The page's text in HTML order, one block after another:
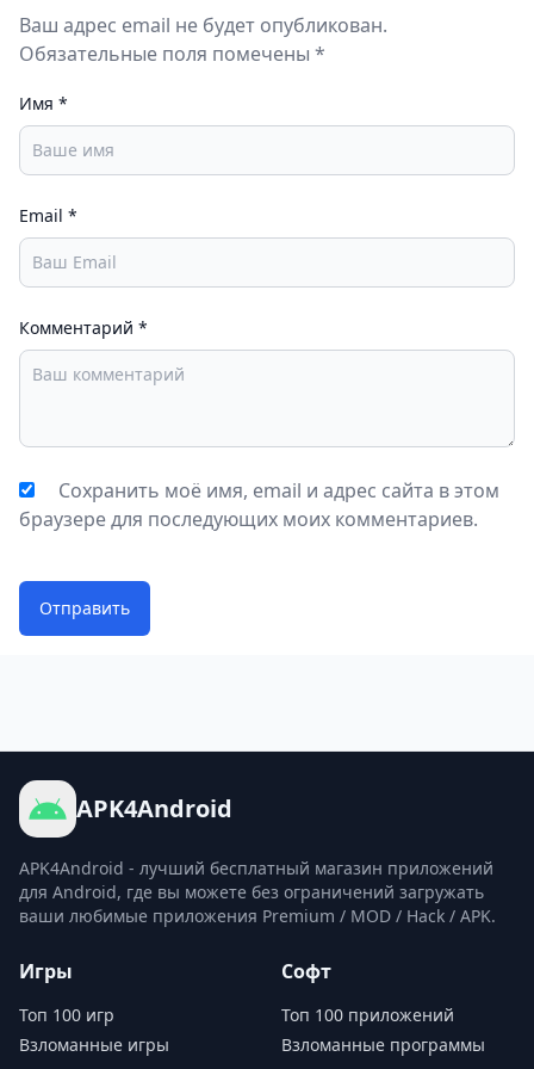
и металлы, проводите испытания на пламя — и всё
это в безопасных рамках этого научного
приложения.
Важно отметить, что хотяUnreal Chemist
стремится точно воспроизводить реакции
реакций являются теоретическими. Некоторые
эксперименты, если они проводятся физически,
травмам в реальном мире.
Ваш адрес email не будет опубликован.
Обязательные поля помечены *
Имя *
Email *
Комментарий *
Сохранить моё имя, email и адрес сайта в этом
браузере для последующих моих комментариев.
Отправить
APK4Android
APK4Android - лучший бесплатный магазин приложений
для Android, где вы можете без ограничений загружать
ваши любимые приложения Premium / MOD / Hack / APK.
Игры
Топ 100 игр
Взломанные игры
Софт
Топ 100 приложений
Взломанные программы